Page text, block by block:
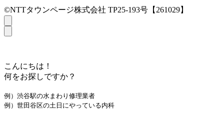
©NTTタウンページ株式会社 TP25-193号【261029】
こんにちは！
何をお探しですか？
例）渋谷駅の水まわり修理業者
例）世田谷区の土日にやっている内科